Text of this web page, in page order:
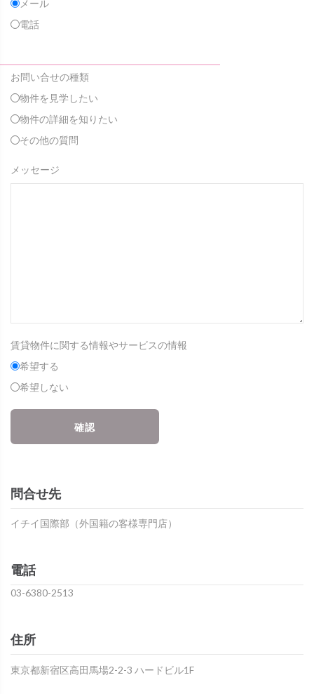
メール
電話
お問い合せの種類
物件を見学したい
物件の詳細を知りたい
その他の質問
メッセージ
賃貸物件に関する情報やサービスの情報
希望する
希望しない
確認
問合せ先
イチイ国際部（外国籍の客様専門店）
電話
03-6380-2513
住所
東京都新宿区高田馬場2-2-3 ハードビル1F